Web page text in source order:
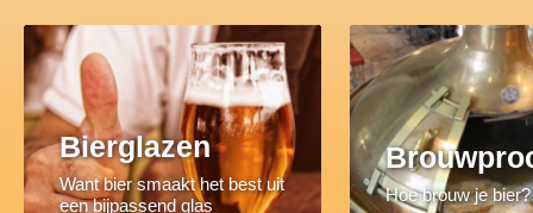
Bierglazen
Want bier smaakt het best uit
een bijpassend glas
Hoe brouw je bier?